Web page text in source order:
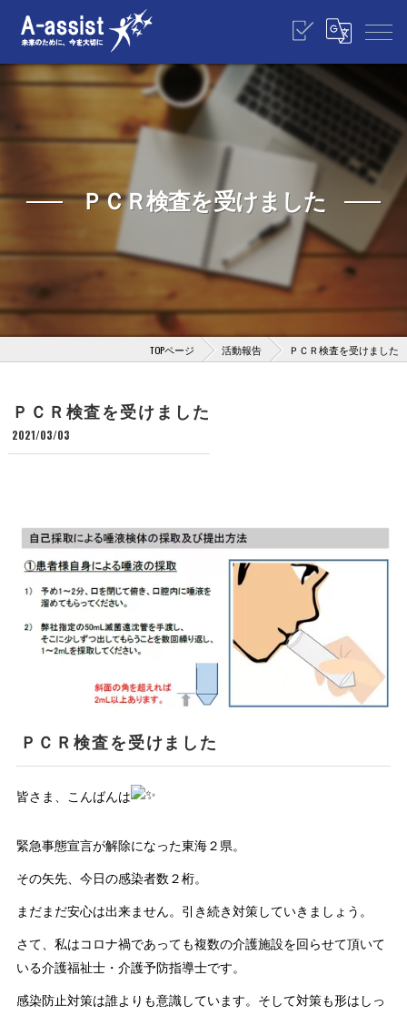
ＰＣＲ検査を受けました
TOPページ 活動報告 ＰＣＲ検査を受けました
ＰＣＲ検査を受けました
2021/03/03
ＰＣＲ検査を受けました
皆さま、こんばんは
緊急事態宣言が解除になった東海２県。
その矢先、今日の感染者数２桁。
まだまだ安心は出来ません。引き続き対策していきましょう。
さて、私はコロナ禍であっても複数の介護施設を回らせて頂いて
いる介護福祉士・介護予防指導士です。
感染防止対策は誰よりも意識しています。そして対策も形はしっ